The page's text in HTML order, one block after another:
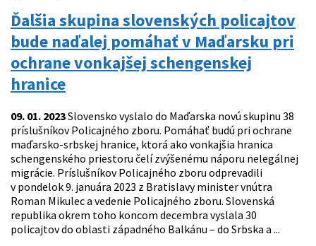
Ďalšia skupina slovenských policajtov
bude naďalej pomáhať v Maďarsku pri
ochrane vonkajšej schengenskej
hranice
09. 01. 2023Slovensko vyslalo do Maďarska novú skupinu 38
príslušníkov Policajného zboru. Pomáhať budú pri ochrane
maďarsko-srbskej hranice, ktorá ako vonkajšia hranica
schengenského priestoru čelí zvýšenému náporu nelegálnej
migrácie. Príslušníkov Policajného zboru odprevadili
v pondelok 9. januára 2023 z Bratislavy minister vnútra
Roman Mikulec a vedenie Policajného zboru. Slovenská
republika okrem toho koncom decembra vyslala 30
policajtov do oblasti západného Balkánu – do Srbska a ...